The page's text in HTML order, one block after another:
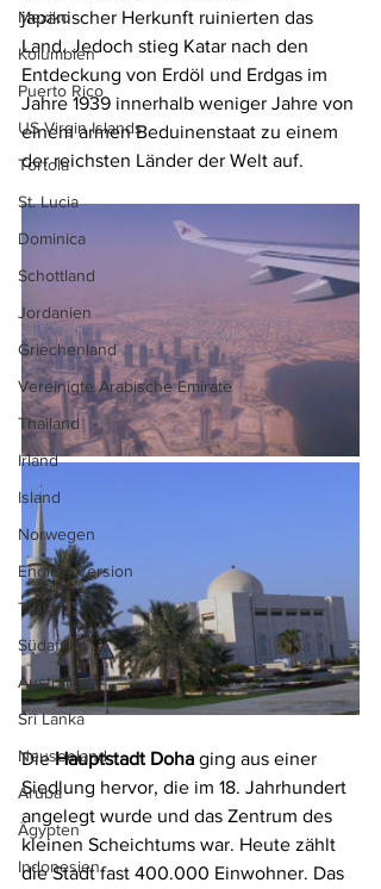
Mexiko
Kolumbien
Puerto Rico
US Virgin Islands
Tortola
St. Lucia
Dominica
Schottland
Jordanien
Griechenland
Vereinigte Arabische Emirate
Thailand
Irland
Island
Norwegen
English Version
Türkei
Südafrika
Australien
Sri Lanka
Neuseeland
Aruba
Ägypten
Indonesien
japanischer Herkunft ruinierten das
Land. Jedoch stieg Katar nach den
Entdeckung von Erdöl und Erdgas im
Jahre 1939 innerhalb weniger Jahre von
einem armen Beduinenstaat zu einem
der reichsten Länder der Welt auf.
Die Hauptstadt Doha ging aus einer
Siedlung hervor, die im 18. Jahrhundert
angelegt wurde und das Zentrum des
kleinen Scheichtums war. Heute zählt
die Stadt fast 400.000 Einwohner. Das